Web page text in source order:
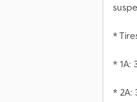
*
* 1A:
* 2A: